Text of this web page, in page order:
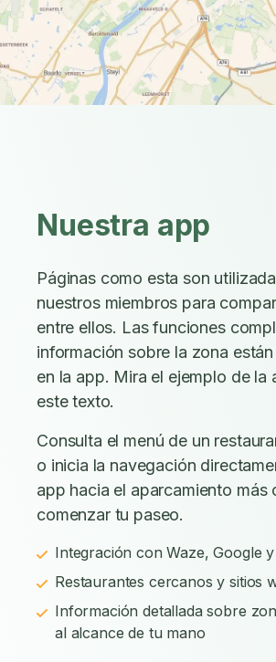
Nuestra app
Páginas como esta son
nuestros miembros para
entre ellos. Las funciones
información sobre la zona
en la app. Mira el ejemplo de la
este texto.
Consulta el menú de un
o inicia la navegación
app hacia el aparcamiento más
comenzar tu paseo.
Integración con Waze, Google
Restaurantes cercanos y sitios
Información detallada sobre
al alcance de tu mano